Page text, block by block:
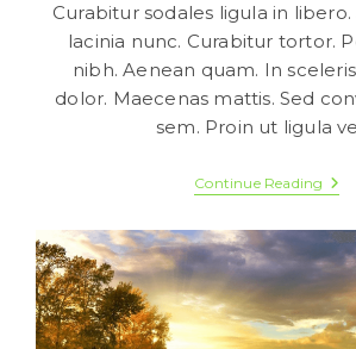
Curabitur sodales ligula in libero.
lacinia nunc. Curabitur tortor.
nibh. Aenean quam. In
dolor. Maecenas mattis. Sed
sem. Proin ut ligula
Continue Reading